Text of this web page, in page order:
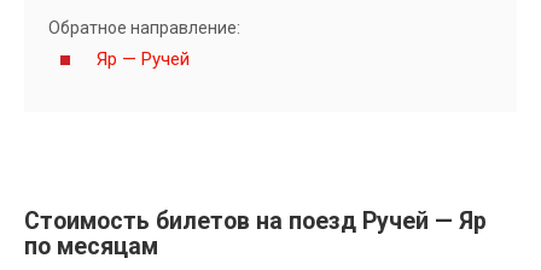
Обратное направление:
Яр — Ручей
Стоимость билетов на поезд Ручей — Яр
по месяцам